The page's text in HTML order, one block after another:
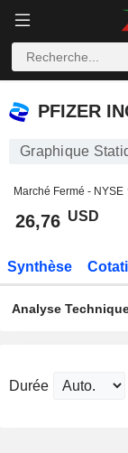
PFIZER INC.
PFIZER
Graphique
Marché Fermé - NYSE
26,76 USD
Synthèse
Analyse
Durée